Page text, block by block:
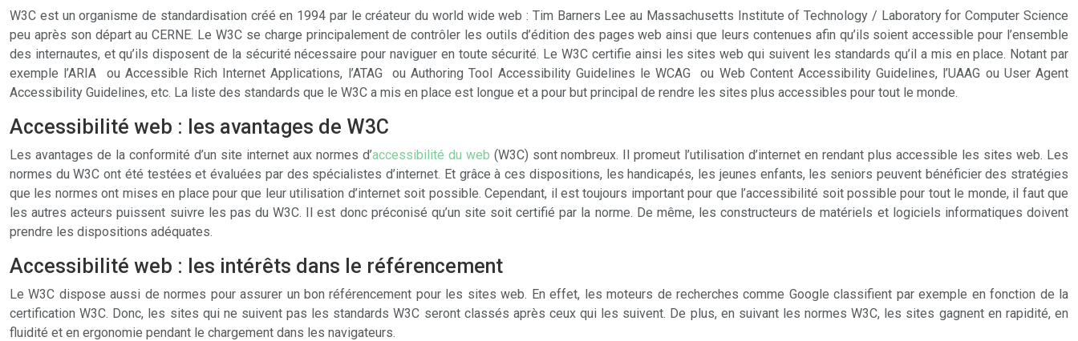
W3C est un organisme de standardisation créé en 1994 par le créateur du world wide web : Tim Barners Lee au Massachusetts Institute of Technology / Laboratory for Computer Science
peu après son départ au CERNE. Le W3C se charge principalement de contrôler les outils d’édition des pages web ainsi que leurs contenues afin qu’ils soient accessible pour l’ensemble
des internautes, et qu’ils disposent de la sécurité nécessaire pour naviguer en toute sécurité. Le W3C certifie ainsi les sites web qui suivent les standards qu’il a mis en place. Notant par
exemple l’ARIA ou Accessible Rich Internet Applications, l’ATAG ou Authoring Tool Accessibility Guidelines le WCAG ou Web Content Accessibility Guidelines, l’UAAG ou User Agent
Accessibility Guidelines, etc. La liste des standards que le W3C a mis en place est longue et a pour but principal de rendre les sites plus accessibles pour tout le monde.
Accessibilité web : les avantages de W3C
Les avantages de la conformité d’un site internet aux normes d’accessibilité du web (W3C) sont nombreux. Il promeut l’utilisation d’internet en rendant plus accessible les sites web. Les
normes du W3C ont été testées et évaluées par des spécialistes d’internet. Et grâce à ces dispositions, les handicapés, les jeunes enfants, les seniors peuvent bénéficier des stratégies
que les normes ont mises en place pour que leur utilisation d’internet soit possible. Cependant, il est toujours important pour que l’accessibilité soit possible pour tout le monde, il faut que
les autres acteurs puissent suivre les pas du W3C. Il est donc préconisé qu’un site soit certifié par la norme. De même, les constructeurs de matériels et logiciels informatiques doivent
prendre les dispositions adéquates.
Accessibilité web : les intérêts dans le référencement
Le W3C dispose aussi de normes pour assurer un bon référencement pour les sites web. En effet, les moteurs de recherches comme Google classifient par exemple en fonction de la
certification W3C. Donc, les sites qui ne suivent pas les standards W3C seront classés après ceux qui les suivent. De plus, en suivant les normes W3C, les sites gagnent en rapidité, en
fluidité et en ergonomie pendant le chargement dans les navigateurs.